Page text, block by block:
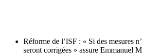
Réforme de l’ISF : « Si des mesures
seront corrigées » assure Emmanuel